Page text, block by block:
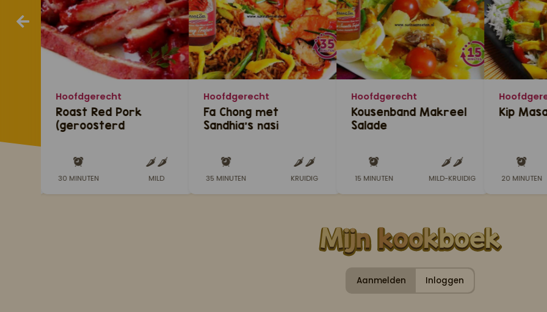
Hoofdgerecht
Roast Red Pork
(geroosterd
30 MINUTEN MILD
Hoofdgerecht
Fa Chong met
Sandhia's nasi
35 MINUTEN KRUIDIG
Hoofdgerecht
Kousenband Makreel
Salade
15 MINUTEN MILD-KRUIDIG
Kip
20 MINUTEN
Aanmelden Inloggen